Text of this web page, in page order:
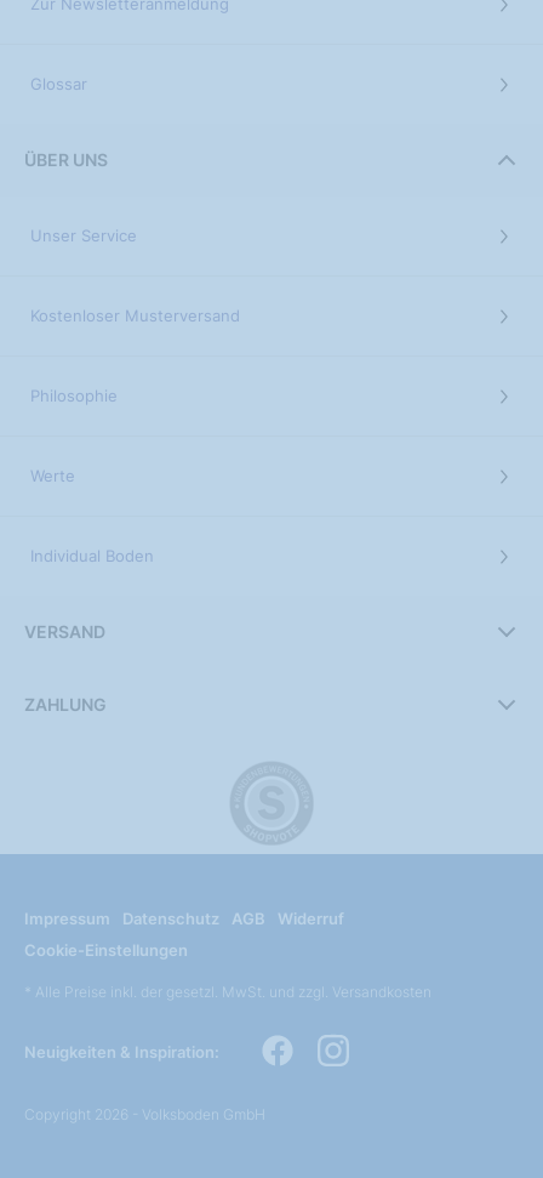
Glossar
ÜBER UNS
Unser Service
Kostenloser Musterversand
Philosophie
Werte
Individual Boden
VERSAND
ZAHLUNG
Impressum Datenschutz AGB
Widerruf
Cookie-Einstellungen
* Alle Preise inkl. der gesetzl. MwSt. und zzgl. Versandkosten
Neuigkeiten & Inspiration:
Copyright 2026 - Volksboden GmbH